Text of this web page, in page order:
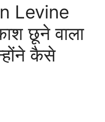
Levine
छूने वाला
कैसे